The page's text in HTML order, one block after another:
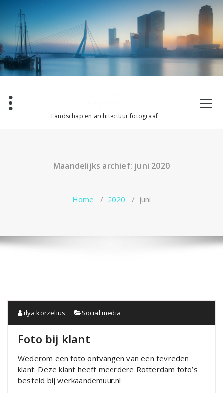
inhoud
Landschap en architectuur fotograaf
Maandelijks archief: juni 2020
Home / 2020 / juni
ilya korzelius Social media
Foto bij klant
Wederom een foto ontvangen van een tevreden
klant. Deze klant heeft meerdere Rotterdam foto’s
besteld bij werkaandemuur.nl